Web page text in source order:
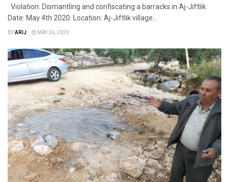
Violation: Dismantling and confiscating a barracks in Aj-Jiftlik.
Date: May 4th 2020. Location: Aj-Jiftlik village...
BYARIJ MAY 26, 2020